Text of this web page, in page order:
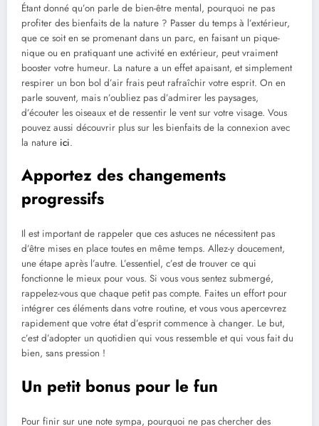
Étant donné qu’on parle de bien-être mental, pourquoi ne pas
profiter des bienfaits de la nature ? Passer du temps à l’extérieur,
que ce soit en se promenant dans un parc, en faisant un pique-
nique ou en pratiquant une activité en extérieur, peut vraiment
booster votre humeur. La nature a un effet apaisant, et simplement
respirer un bon bol d’air frais peut rafraîchir votre esprit. On en
parle souvent, mais n’oubliez pas d’admirer les paysages,
d’écouter les oiseaux et de ressentir le vent sur votre visage. Vous
pouvez aussi découvrir plus sur les bienfaits de la connexion avec
la nature ici.
Apportez des changements
progressifs
Il est important de rappeler que ces astuces ne nécessitent pas
d’être mises en place toutes en même temps. Allez-y doucement,
une étape après l’autre. L’essentiel, c’est de trouver ce qui
fonctionne le mieux pour vous. Si vous vous sentez submergé,
rappelez-vous que chaque petit pas compte. Faites un effort pour
intégrer ces éléments dans votre routine, et vous vous apercevrez
rapidement que votre état d’esprit commence à changer. Le but,
c’est d’adopter un quotidien qui vous ressemble et qui vous fait du
bien, sans pression !
Un petit bonus pour le fun
Pour finir sur une note sympa, pourquoi ne pas chercher des